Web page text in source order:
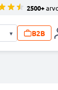
2500+
▾ B2B